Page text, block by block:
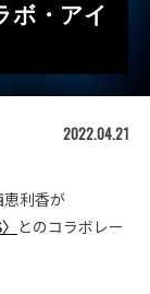
ボ・アイ
2022.04.21
恵利香が
とのコラボレー